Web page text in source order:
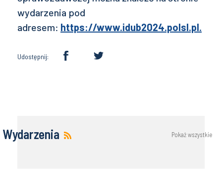
wydarzenia pod
adresem: https://www.idub2024.polsl.pl.
Udostępnij:
Wydarzenia Pokaż wszystkie